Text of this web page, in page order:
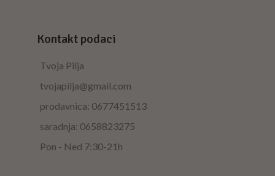
Kontakt podaci
Tvoja Pilja
tvojapilja@gmail.com
prodavnica: 0677451513
saradnja: 0658823275
Pon - Ned 7:30-21h